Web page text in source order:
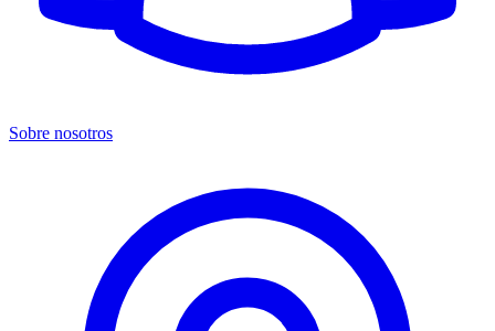
Sobre nosotros